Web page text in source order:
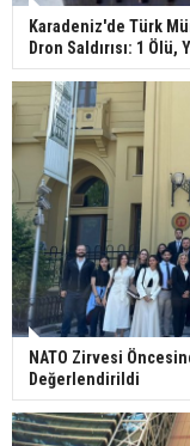
Karadeniz'de Türk
Dron Saldırısı: 1 Ölü,
NATO Zirvesi
Değerlendirildi